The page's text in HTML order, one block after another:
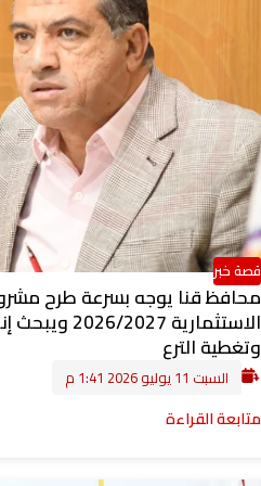
قصة خبر
محافظ قنا يوجه بسرعة طرح
الاستثمارية
وتغطية الترع
السبت 11 يوليو 2026 1:41 م
متابعة القراءة